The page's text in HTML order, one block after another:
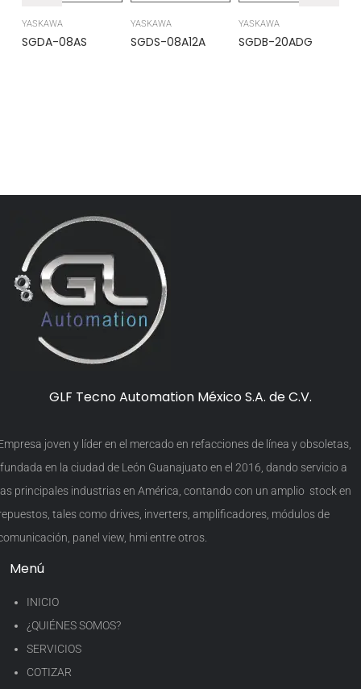
YASKAWA
SGDA-08AS
YASKAWA
SGDS-08A12A
YASKAWA
SGDB-20ADG
GLF Tecno Automation México S.A. de C.V.
joven y líder en el mercado en refacciones de línea y obsoletas,
en la ciudad de León Guanajuato en el 2016, dando servicio a
principales industrias en América, contando con un amplio stock en
tales como drives, inverters, amplificadores, módulos de
panel view, hmi entre otros.
Menú
INICIO
¿QUIÉNES SOMOS?
SERVICIOS
COTIZAR